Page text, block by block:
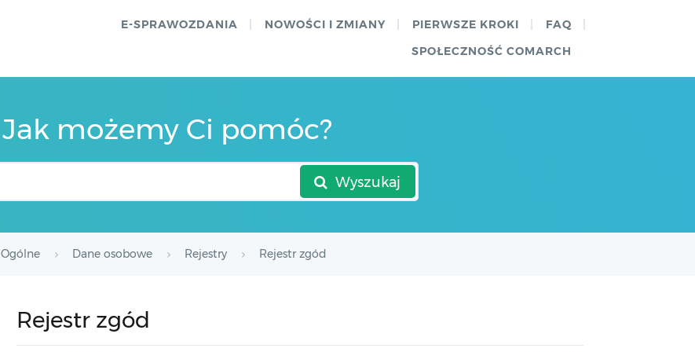
E-SPRAWOZDANIA NOWOŚCI I ZMIANY PIERWSZE KROKI
FAQ
SPOŁECZNOŚĆ COMARCH
Jak możemy Ci pomóc?
Wyszukaj
Ogólne Dane osobowe Rejestry Rejestr zgód
Rejestr zgód